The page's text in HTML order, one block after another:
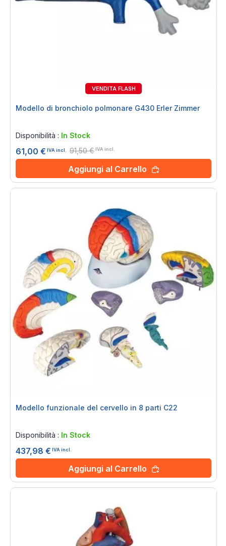
VENDITA FLASH
Modello di bronchiolo polmonare G430 Erler Zimmer
Disponibilità : In Stock
61,00 € IVA incl. 91,50 € IVA incl.
Aggiungi al Carrello
Modello funzionale del cervello in 8 parti C22
Disponibilità : In Stock
437,98 € IVA incl.
Aggiungi al Carrello